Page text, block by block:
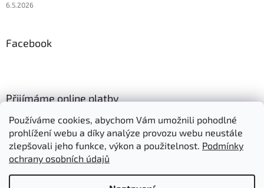
Používáme cookies, abychom Vám umožnili pohodlné
prohlížení webu a díky analýze provozu webu neustále
zlepšovali jeho funkce, výkon a použitelnost. Podmínky
ochrany osobních údajů
6.5.2026
Facebook
Přijímáme online platby